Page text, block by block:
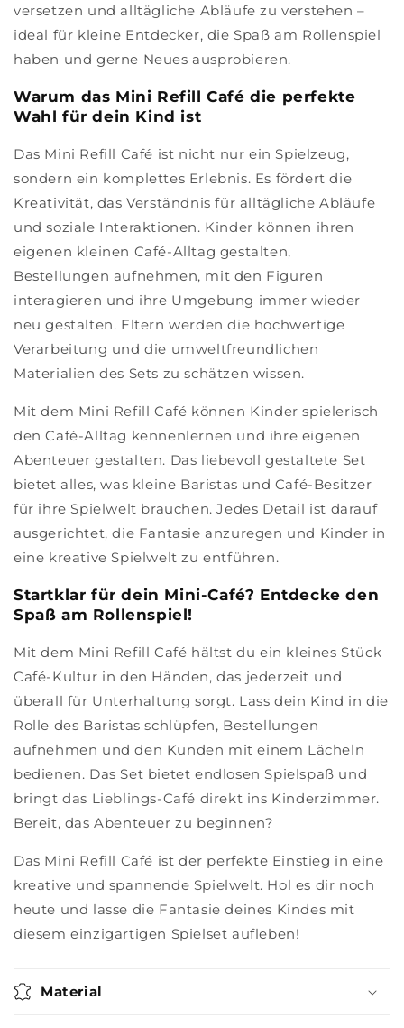
versetzen und alltägliche Abläufe zu verstehen –
ideal für kleine Entdecker, die Spaß am Rollenspiel
haben und gerne Neues ausprobieren.
Warum das Mini Refill Café die perfekte
Wahl für dein Kind ist
Das Mini Refill Café ist nicht nur ein Spielzeug,
sondern ein komplettes Erlebnis. Es fördert die
Kreativität, das Verständnis für alltägliche Abläufe
und soziale Interaktionen. Kinder können ihren
eigenen kleinen Café-Alltag gestalten,
Bestellungen aufnehmen, mit den Figuren
interagieren und ihre Umgebung immer wieder
neu gestalten. Eltern werden die hochwertige
Verarbeitung und die umweltfreundlichen
Materialien des Sets zu schätzen wissen.
Mit dem Mini Refill Café können Kinder spielerisch
den Café-Alltag kennenlernen und ihre eigenen
Abenteuer gestalten. Das liebevoll gestaltete Set
bietet alles, was kleine Baristas und Café-Besitzer
für ihre Spielwelt brauchen. Jedes Detail ist darauf
ausgerichtet, die Fantasie anzuregen und Kinder in
eine kreative Spielwelt zu entführen.
Startklar für dein Mini-Café? Entdecke den
Spaß am Rollenspiel!
Mit dem Mini Refill Café hältst du ein kleines Stück
Café-Kultur in den Händen, das jederzeit und
überall für Unterhaltung sorgt. Lass dein Kind in die
Rolle des Baristas schlüpfen, Bestellungen
aufnehmen und den Kunden mit einem Lächeln
bedienen. Das Set bietet endlosen Spielspaß und
bringt das Lieblings-Café direkt ins Kinderzimmer.
Bereit, das Abenteuer zu beginnen?
Das Mini Refill Café ist der perfekte Einstieg in eine
kreative und spannende Spielwelt. Hol es dir noch
heute und lasse die Fantasie deines Kindes mit
diesem einzigartigen Spielset aufleben!
Material